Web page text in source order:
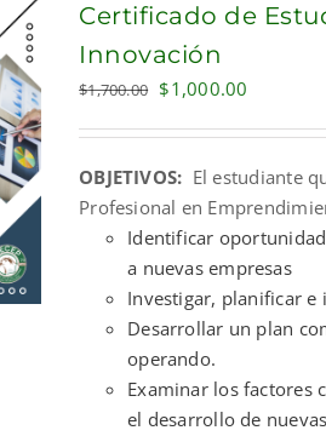
Certificado de
Innovación
$1,700.00 Original
$1,700.00.
$1,000.00
OBJETIVOS: El estudiante
Profesional en
Identificar
a nuevas empresas
Investigar, planificar e
Desarrollar un plan
operando.
Examinar los factores
el desarrollo de